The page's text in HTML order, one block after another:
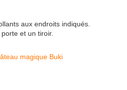
aux endroits indiqués.
et un tiroir.